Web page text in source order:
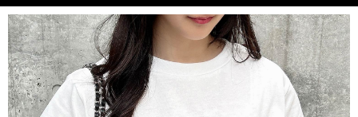
販｜INGNI
STORE
INGNI